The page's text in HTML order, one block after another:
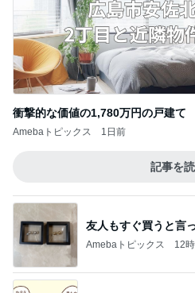
衝撃的な価値の1,780万円の戸建て
Amebaトピックス 1日前
記事を
友人もすぐ買うと言
Amebaトピックス 12